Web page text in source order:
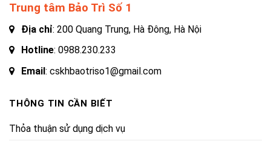
Trung tâm Bảo Trì Số 1
Địa chỉ: 200 Quang Trung, Hà Đông, Hà Nội
Hotline: 0988.230.233
Email: cskhbaotriso1@gmail.com
THÔNG TIN CẦN BIẾT
Thỏa thuận sử dụng dịch vụ